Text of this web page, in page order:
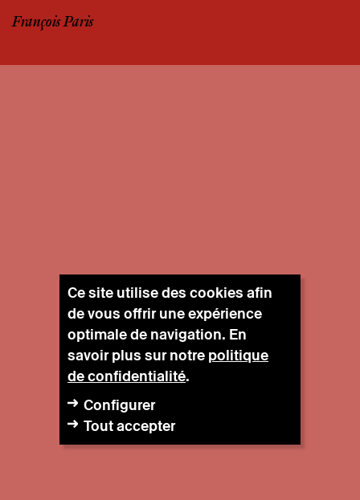
François Paris
Ce site utilise des cookies afin
de vous offrir une expérience
optimale de navigation. En
savoir plus sur notre politique
de confidentialité.
Configurer
Tout accepter